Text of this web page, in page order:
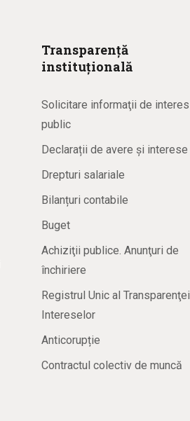
Transparență
instituțională
Solicitare informaţii de interes
public
Declarații de avere și interese
Drepturi salariale
Bilanțuri contabile
Buget
Achiziţii publice. Anunţuri de
închiriere
Registrul Unic al Transparenţei
Intereselor
Anticorupție
Contractul colectiv de muncă